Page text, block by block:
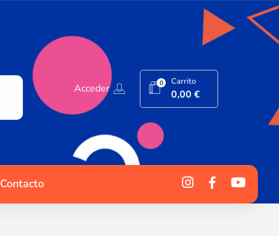
Acceder 0 Carrito
0,00€
Contacto